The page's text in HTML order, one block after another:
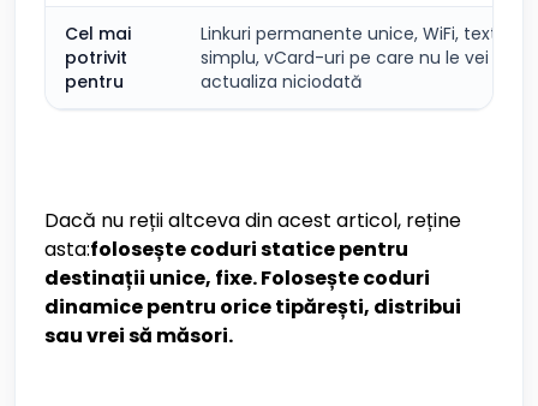
Cel mai
potrivit
pentru
Linkuri permanente unice, WiFi, text
simplu, vCard-uri pe care nu le vei
actualiza niciodată
Dacă nu reții altceva din acest articol, reține
asta:folosește coduri statice pentru
destinații unice, fixe. Folosește coduri
dinamice pentru orice tipărești, distribui
sau vrei să măsori.